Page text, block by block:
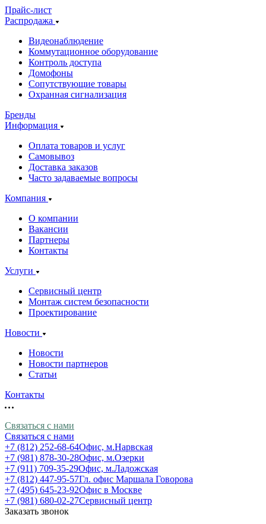
Прайс-лист
Распродажа
Видеонаблюдение
Коммутационное оборудование
Контроль доступа
Домофоны
Сопутствующие товары
Охранная сигнализация
Бренды
Информация
Оплата товаров и услуг
Самовывоз
Доставка заказов
Часто задаваемые вопросы
Компания
О компании
Вакансии
Партнеры
Контакты
Услуги
Сервисный центр
Монтаж систем безопасности
Проектирование
Новости
Новости
Новости партнеров
Статьи
Контакты
Связаться с нами
Связаться с нами
+7 (812) 252-68-64Офис, м.Нарвская
+7 (981) 878-30-28Офис, м.Озерки
+7 (911) 709-35-29Офис, м.Ладожская
+7 (812) 447-95-57Гл. офис Маршала Говорова
+7 (495) 645-23-92Офис в Москве
+7 (981) 680-02-27Сервисный центр
Заказать звонок